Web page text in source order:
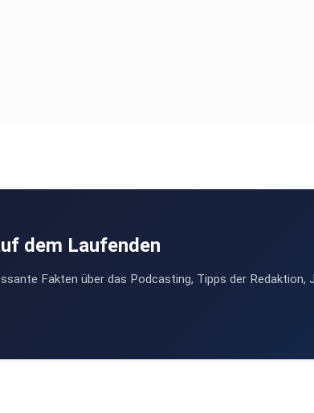
dem Laufenden
Fakten über das Podcasting, Tipps der Redaktion,